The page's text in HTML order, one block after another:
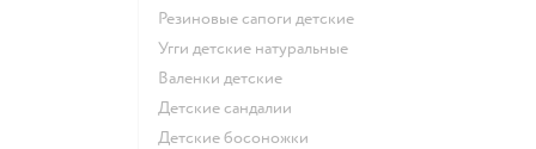
Резиновые сапоги детские
Угги детские натуральные
Валенки детские
Детские сандалии
Детские босоножки